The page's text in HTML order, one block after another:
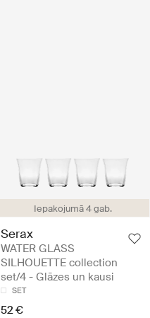
Iepakojumā 4 gab.
Serax
WATER GLASS
SILHOUETTE collection
set/4 - Glāzes un kausi
SET
52 €